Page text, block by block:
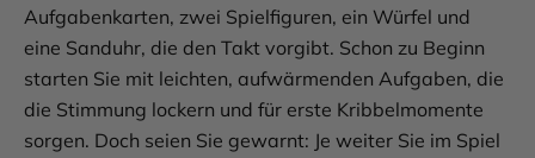
Aufgabenkarten, zwei Spielfiguren, ein Würfel und
eine Sanduhr, die den Takt vorgibt. Schon zu Beginn
starten Sie mit leichten, aufwärmenden Aufgaben, die
die Stimmung lockern und für erste Kribbelmomente
sorgen. Doch seien Sie gewarnt: Je weiter Sie im Spiel